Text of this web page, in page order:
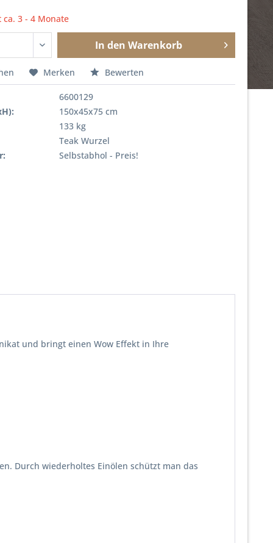
ca. 3 - 4 Monate
In den Warenkorb
Merken Bewerten
6600129
150x45x75 cm
133 kg
Teak Wurzel
Selbstabhol - Preis!
und bringt einen Wow Effekt in Ihre
Durch wiederholtes Einölen schützt man das